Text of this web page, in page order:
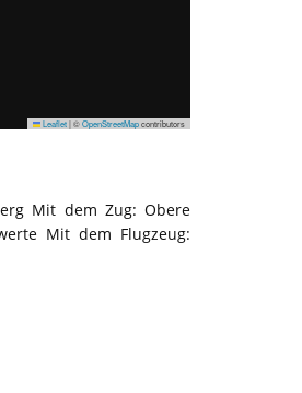
Leaflet|©OpenStreetMapcontributors
Mit dem Zug: Obere
Mit dem Flugzeug: